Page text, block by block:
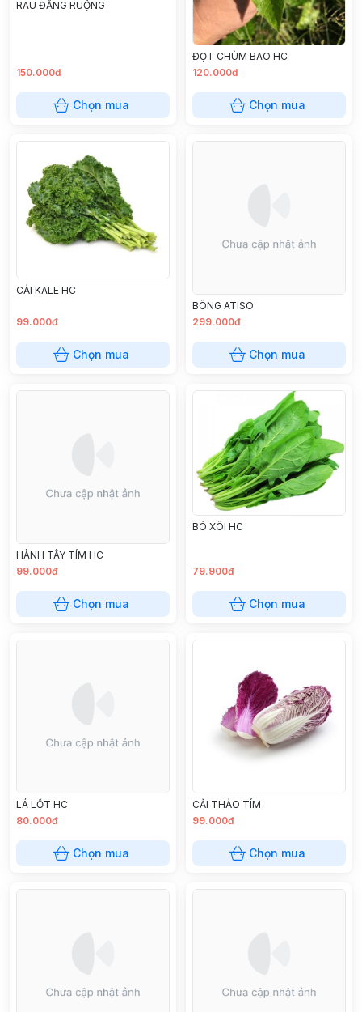
RAU ĐẮNG RUỘNG
150.000đ
Chọn mua
ĐỌT CHÙM BAO HC
120.000đ
Chọn mua
CẢI KALE HC
99.000đ
Chọn mua
BÔNG ATISO
299.000đ
Chọn mua
HÀNH TÂY TÍM HC
99.000đ
Chọn mua
BÓ XÔI HC
79.900đ
Chọn mua
LÁ LỐT HC
80.000đ
Chọn mua
CẢI THẢO TÍM
99.000đ
Chọn mua